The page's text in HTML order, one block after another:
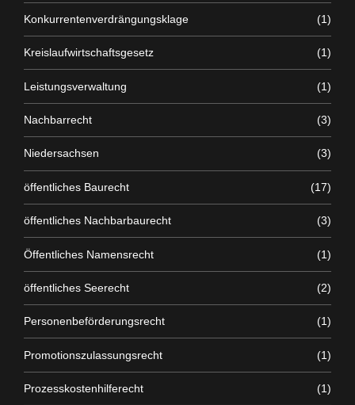
Konkurrentenverdrängungsklage (1)
Kreislaufwirtschaftsgesetz (1)
Leistungsverwaltung (1)
Nachbarrecht (3)
Niedersachsen (3)
öffentliches Baurecht (17)
öffentliches Nachbarbaurecht (3)
Öffentliches Namensrecht (1)
öffentliches Seerecht (2)
Personenbeförderungsrecht (1)
Promotionszulassungsrecht (1)
Prozesskostenhilferecht (1)